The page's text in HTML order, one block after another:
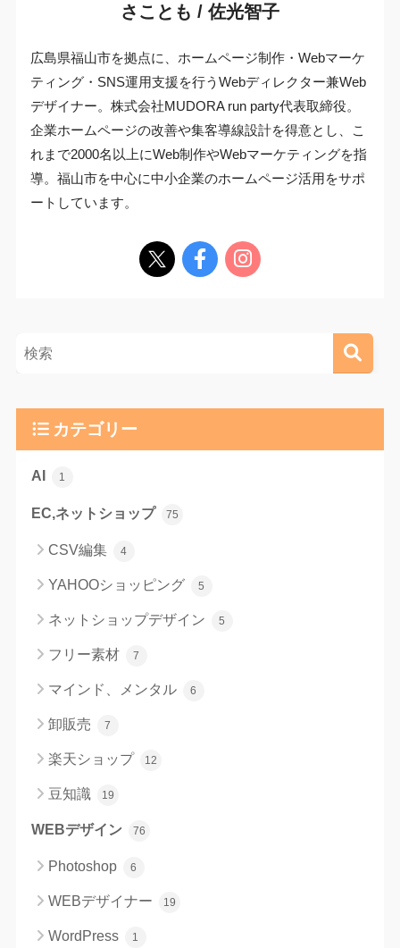
さことも / 佐光智子
広島県福山市を拠点に、ホームページ制作・Webマーケ
ティング・SNS運用支援を行うWebディレクター兼Web
デザイナー。株式会社MUDORA run party代表取締役。
企業ホームページの改善や集客導線設計を得意とし、こ
れまで2000名以上にWeb制作やWebマーケティングを指
導。福山市を中心に中小企業のホームページ活用をサポ
ートしています。
カテゴリー
AI 1
EC,ネットショップ 75
CSV編集 4
YAHOOショッピング 5
ネットショップデザイン 5
フリー素材 7
マインド、メンタル 6
卸販売 7
楽天ショップ 12
豆知識 19
WEBデザイン 76
Photoshop 6
WEBデザイナー 19
WordPress 1